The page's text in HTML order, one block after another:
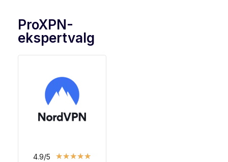
ProXPN-
ekspertvalg
4.9/5 ★★★★★